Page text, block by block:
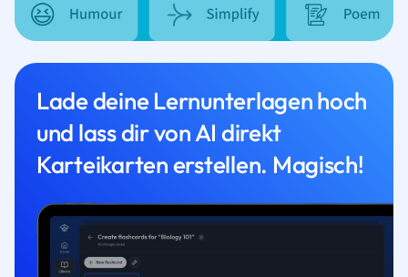
Lade deine Lernunterlagen hoch
und lass dir von AI direkt
Karteikarten erstellen. Magisch!